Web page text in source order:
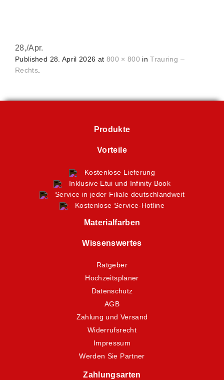
28,/Apr.
Published 28. April 2026 at 800 × 800 inTrauring –
Rechts.
Produkte
Vorteile
Kostenlose Lieferung
Inklusive Etui und Infinity Book
Service in jeder Filiale deutschlandweit
Kostenlose Service-Hotline
Materialfarben
Wissenswertes
Ratgeber
Hochzeitsplaner
Datenschutz
AGB
Zahlung und Versand
Widerrufsrecht
Impressum
Werden Sie Partner
Zahlungsarten